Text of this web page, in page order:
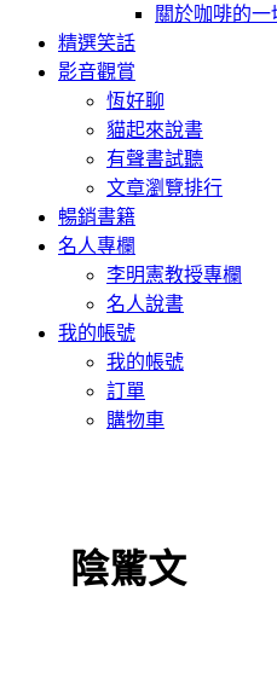
關於咖啡的
精選笑話
影音觀賞
恆好聊
貓起來說書
有聲書試聽
文章瀏覽排行
暢銷書籍
名人專欄
李明憲教授專欄
名人說書
我的帳號
我的帳號
訂單
購物車
陰騭文